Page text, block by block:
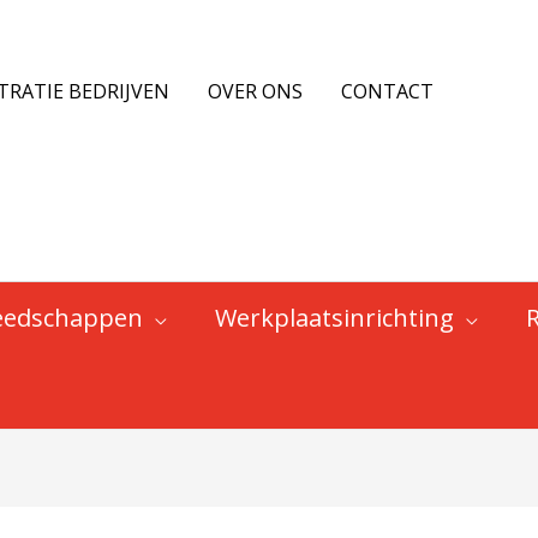
BEDRIJVEN OVER ONS CONTACT
Werkplaatsinrichting